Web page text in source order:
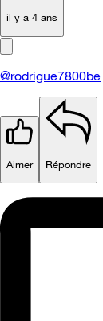
il y a 4 ans
@rodrigue7800be
Aimer Répondre